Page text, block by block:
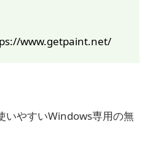
www.getpaint.net/
いやすいWindows専用の無